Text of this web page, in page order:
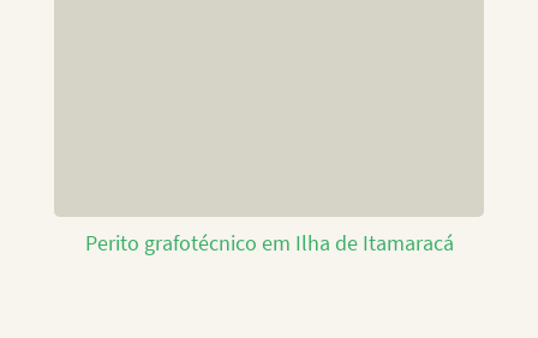
Perito grafotécnico em Ilha de Itamaracá